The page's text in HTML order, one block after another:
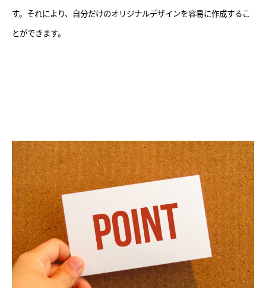
す。それにより、自分だけのオリジナルデザインを容易に作成するこ
とができます。